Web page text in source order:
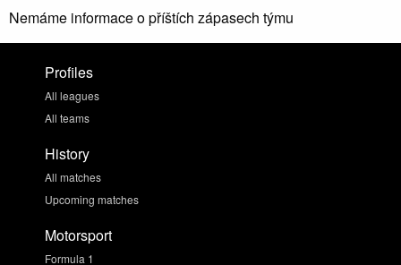
Nemáme informace o příštích zápasech týmu
Profiles
All leagues
All teams
History
All matches
Upcoming matches
Motorsport
Formula 1